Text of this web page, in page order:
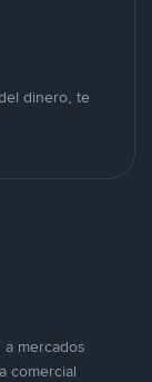
dinero, te
a mercados
comercial